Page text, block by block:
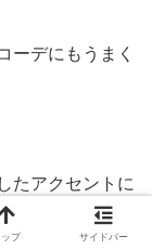
ーデにもうまく
たアクセントに
ブラック」はま
ップ サイドバー